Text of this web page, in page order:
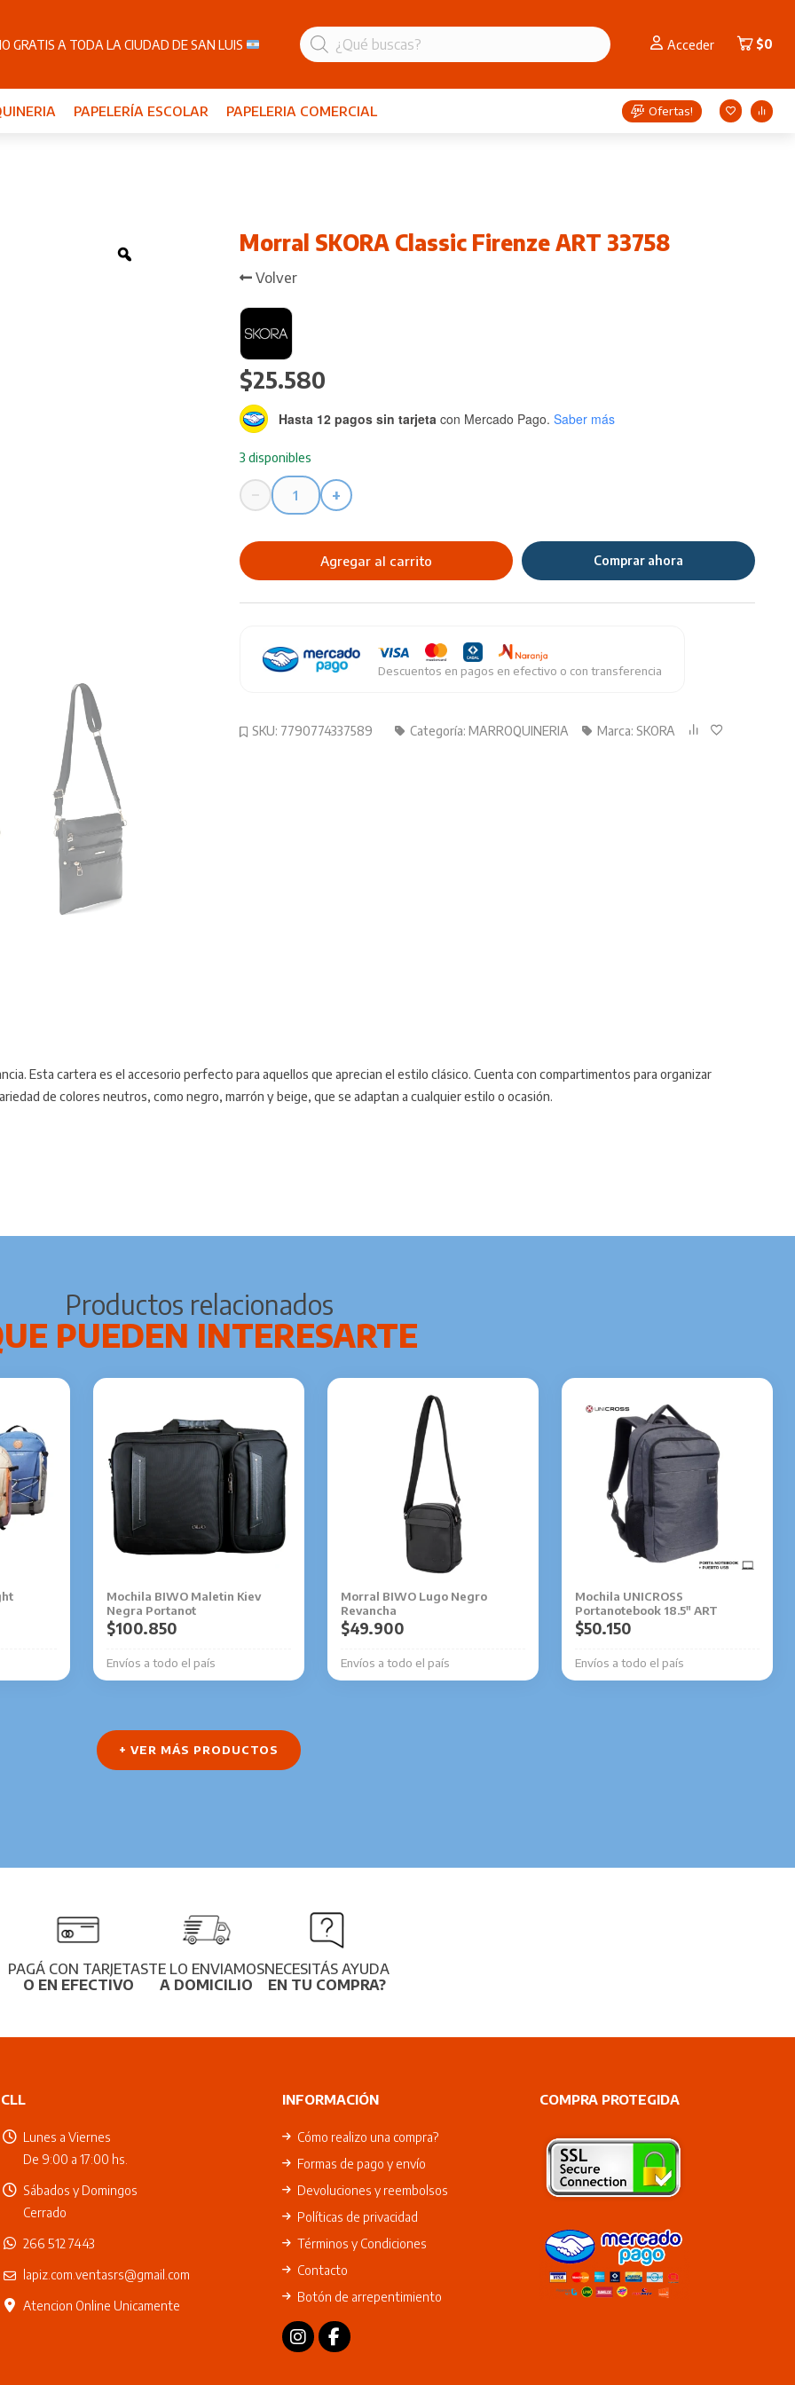
Búsqueda
de
productos
Acceder $0
GRATIS A TODA LA CIUDAD DE SAN LUIS
PAPELERÍA ESCOLAR PAPELERIA COMERCIAL Ofertas!
Morral SKORA Classic Firenze ART 33758
Volver
$25.580
3 disponibles
Hasta 12 pagos sin tarjeta con Mercado Pago. Saber más
−
Morral
Classic
Firenze
+
Agregar al carrito Comprar ahora
SKU: 7790774337589 Categoría: MARROQUINERIA Marca: SKORA
Descuentos en pagos en efectivo o con transferencia
Esta cartera es el accesorio perfecto para aquellos que aprecian el estilo clásico. Cuenta con compartimentos para organizar
de colores neutros, como negro, marrón y beige, que se adaptan a cualquier estilo o ocasión.
Productos relacionados
Mochila BIWO Maletin Kiev
Negra Portanot
Envíos a todo el país
$100.850
Morral BIWO Lugo Negro
Revancha
Envíos a todo el país
$49.900
Mochila UNICROSS
Portanotebook 18.5″ ART
Envíos a todo el país
$50.150
+ VER MÁS PRODUCTOS
PAGÁ CON TARJETAS
O EN EFECTIVO
TE LO ENVIAMOS
A DOMICILIO
NECESITÁS AYUDA
EN TU COMPRA?
CLL
Lunes a Viernes
De 9:00 a 17:00 hs.
Sábados y Domingos
Cerrado
266 512 7443
lapiz.com.ventasrs@gmail.com
Atencion Online Unicamente
INFORMACIÓN
Cómo realizo una compra?
Formas de pago y envío
Devoluciones y reembolsos
Políticas de privacidad
Términos y Condiciones
Contacto
Botón de arrepentimiento
COMPRA PROTEGIDA